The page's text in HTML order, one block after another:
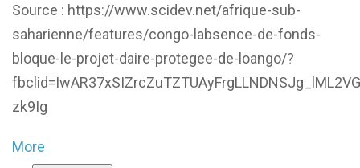
Source : https://www.scidev.net/afrique-sub-
saharienne/features/congo-labsence-de-fonds-
bloque-le-projet-daire-protegee-de-loango/?
zk9Ig
More